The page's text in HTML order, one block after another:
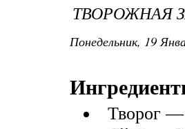
ТВОРОЖНАЯ
Понедельник, 19
Творог —